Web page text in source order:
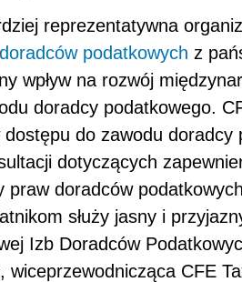
reprezentatywna
doradców podatkowych z
wpływ na rozwój
doradcy podatkowego.
do zawodu doradcy
dotyczących
praw doradców
służy jasny i
Izb Doradców
wiceprzewodnicząca CFE